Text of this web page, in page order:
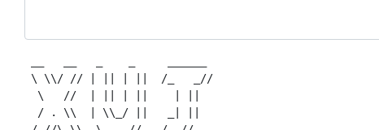
\ \\/ // | || | ||  /_   _//
  \   //  | || | ||    | ||
  / . \\  | \\_/ ||   _| ||